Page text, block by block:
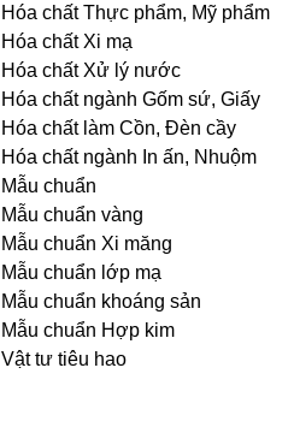
Hóa chất Thực phẩm, Mỹ phẩm
Hóa chất Xi mạ
Hóa chất Xử lý nước
Hóa chất ngành Gốm sứ, Giấy
Hóa chất làm Cồn, Đèn cầy
Hóa chất ngành In ấn, Nhuộm
Mẫu chuẩn
Mẫu chuẩn vàng
Mẫu chuẩn Xi măng
Mẫu chuẩn lớp mạ
Mẫu chuẩn khoáng sản
Mẫu chuẩn Hợp kim
Vật tư tiêu hao